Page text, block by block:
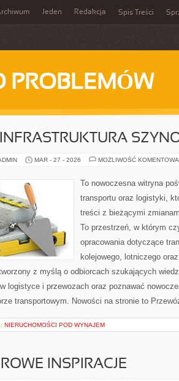
Jeden Redakcja Spis Treści
PROBLEMÓW
MAR - 27 - 2026 MOŻLIWOŚĆ
To nowoczesna witryna
transportu oraz logistyki,
treści z bieżącymi
To przestrzeń, w którym
opracowania dotyczące
kolejowego, lotniczego
z myślą o odbiorcach szukających
logistyce i przewozach oraz poznawać
transportowym. Nowości na stronie to
NIERUCHOMOŚCI POD WYNAJEM
INSPIRACJE